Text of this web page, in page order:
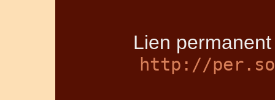
Lien
http://